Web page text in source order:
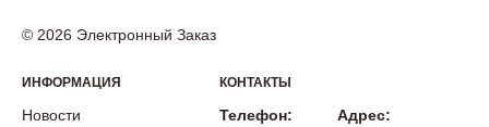
© 2026 Электронный Заказ
ИНФОРМАЦИЯ
Новости
КОНТАКТЫ
Телефон:
Адрес: